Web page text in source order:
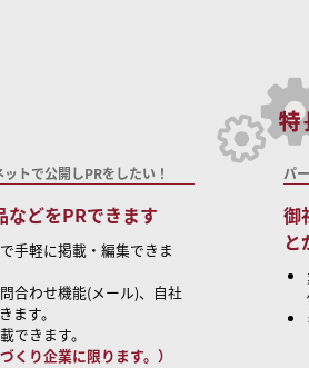
トで公開しPRをしたい！
などをPRできます
手軽に掲載・編集できま
合わせ機能(メール)、自社
ます。
できます。
くり企業に限ります。）
パ
御
と